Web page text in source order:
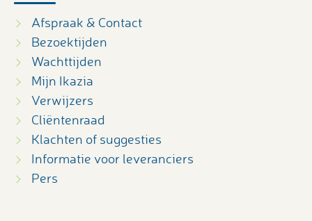
Afspraak & Contact
Bezoektijden
Wachttijden
Mijn Ikazia
Verwijzers
Cliëntenraad
Klachten of suggesties
Informatie voor leveranciers
Pers